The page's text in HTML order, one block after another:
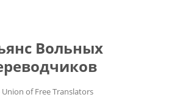
Вольных
of Free Translators